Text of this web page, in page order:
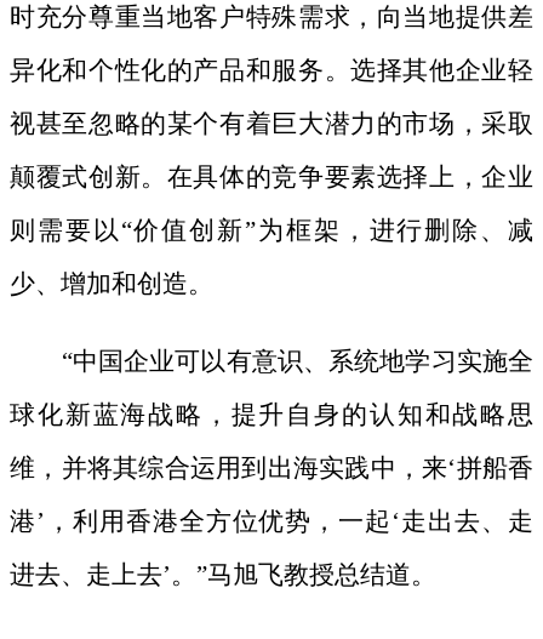
时充分尊重当地客户特殊需求，向当地提供差
异化和个性化的产品和服务。选择其他企业轻
视甚至忽略的某个有着巨大潜力的市场，采取
颠覆式创新。在具体的竞争要素选择上，企业
则需要以 “价值创新”为框架，进行删除、减
少、增加和创造。
“中国企业可以有意识、系统地学习实施全
球化新蓝海战略，提升自身的认知和战略思
维，并将其综合运用到出海实践中，来‘拼船香
港’，利用香港全方位优势，一起‘走出去、走
进去、走上去’。”马旭飞教授总结道。